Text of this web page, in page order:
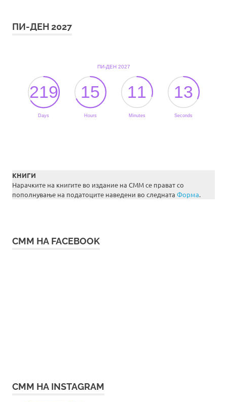
ПИ-ДЕН 2027
КНИГИ
Нарачките на книгите во издание на СММ се прават со
пополнување на податоците наведени во следната Форма.
СММ НА FACEBOOK
СММ НА INSTAGRAM